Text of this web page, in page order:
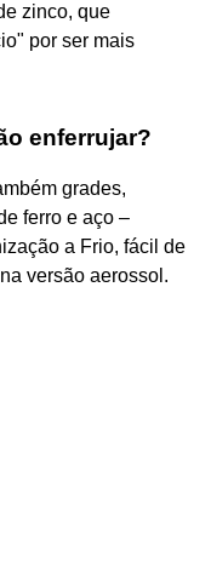
zinco, que
por ser mais
enferrujar?
grades,
ferro e aço –
a Frio, fácil de
versão aerossol.